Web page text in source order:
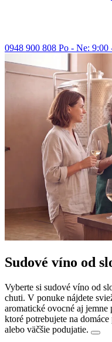
0948 900 808 Po - Ne: 9:00
Sudové víno od
Vyberte si sudové víno od
chuti. V ponuke nájdete
aromatické ovocné aj jemne
ktoré potrebujete na
alebo väčšie podujatie.